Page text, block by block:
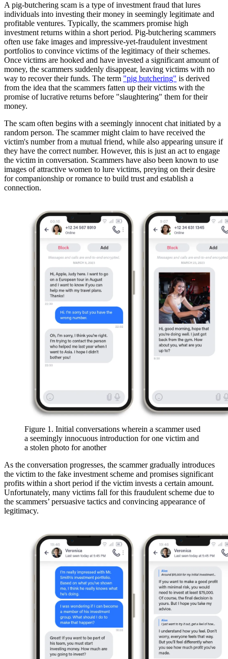
A pig-butchering scam is a type of investment fraud that lures
individuals into investing their money in seemingly legitimate and
profitable ventures. Typically, the scammers promise high
investment returns within a short period. Pig-butchering scammers
often use fake images and impressive-yet-fraudulent investment
portfolios to convince victims of the legitimacy of their schemes.
Once victims are hooked and have invested a significant amount of
money, the scammers suddenly disappear, leaving victims with no
way to recover their funds. The term "pig butchering" is derived
from the idea that the scammers fatten up their victims with the
promise of lucrative returns before "slaughtering" them for their
money.
The scam often begins with a seemingly innocent chat initiated by a
random person. The scammer might claim to have received the
victim's number from a mutual friend, while also appearing unsure if
they have the correct number. However, this is just an act to engage
the victim in conversation. Scammers have also been known to use
images of attractive women to lure victims, preying on their desire
for companionship or romance to build trust and establish a
connection.
Figure 1. Initial conversations wherein a scammer used
a seemingly innocuous introduction for one victim and
a stolen photo for another
As the conversation progresses, the scammer gradually introduces
the victim to the fake investment scheme and promises significant
profits within a short period if the victim invests a certain amount.
Unfortunately, many victims fall for this fraudulent scheme due to
the scammers’ persuasive tactics and convincing appearance of
legitimacy.